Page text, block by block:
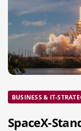
BUSINESS & IT-
SpaceX-